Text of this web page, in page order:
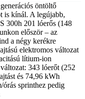
öntöltő
is kínál. A legújabb,
300h 201 lóerős (148
először – az
a négy kerékre
elektromos változat
lítium-ion
343 lóerőt (252
és 74,96 kWh
sprinthez pedig